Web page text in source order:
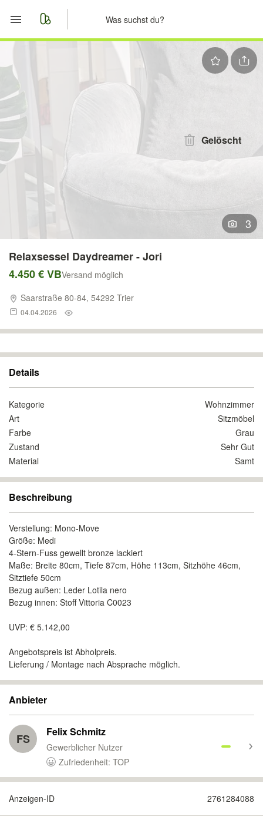
Merkliste
Anzeige aufgeben
Gelöscht
3
Relaxsessel Daydreamer - Jori
4.450 € VBVersand möglich
Saarstraße 80-84, 54292 Trier
04.04.2026
Details
Kategorie
Wohnzimmer
Art
Sitzmöbel
Farbe
Grau
Zustand
Sehr Gut
Material
Samt
Beschreibung
Verstellung: Mono-Move
Größe: Medi
4-Stern-Fuss gewellt bronze lackiert
Maße: Breite 80cm, Tiefe 87cm, Höhe 113cm, Sitzhöhe 46cm,
Sitztiefe 50cm
Bezug außen: Leder Lotila nero
Bezug innen: Stoff Vittoria C0023
UVP: € 5.142,00
Angebotspreis ist Abholpreis.
Lieferung / Montage nach Absprache möglich.
Anbieter
FS Felix Schmitz
Gewerblicher Nutzer
Zufriedenheit: TOP
Anzeigen-ID 2761284088